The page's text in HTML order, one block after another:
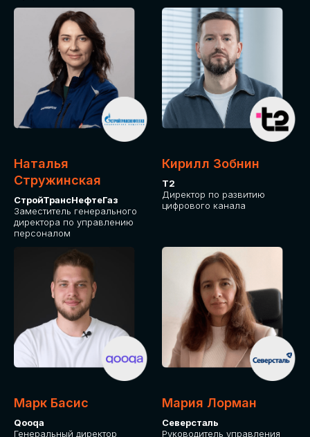
Наталья
Стружинская
СтройТрансНефтеГаз
Заместитель генерального
директора по управлению
персоналом
Кирилл Зобнин
Т2
Директор по развитию
цифрового канала
Марк Басис
Qooqa
Генеральный директор
Мария Лорман
Северсталь
Руководитель управления
Приглашаем стать спикером GLOBAL
TECH FORUM и поделиться своим
опытом и экспертизой. Будем рады
сотрудничеству!
СТАТЬ
СПИКЕРОМ
IT Solutions for Business
СРЕДИ ПАРТНЕРОВ
МЕРОПРИЯТИЯ